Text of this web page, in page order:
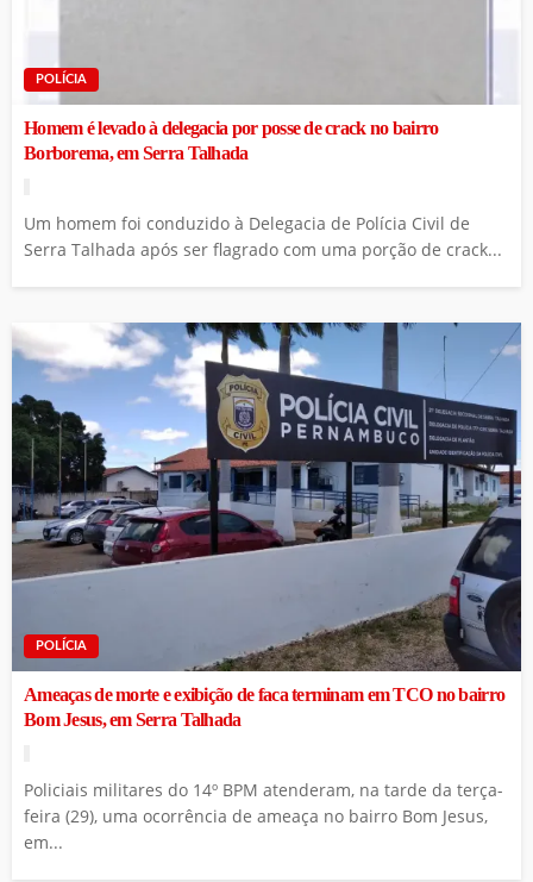
POLÍCIA
Homem é levado à delegacia por posse de crack no bairro
Borborema, em Serra Talhada
Um homem foi conduzido à Delegacia de Polícia Civil de
Serra Talhada após ser flagrado com uma porção de crack...
POLÍCIA
Ameaças de morte e exibição de faca terminam em TCO no bairro
Bom Jesus, em Serra Talhada
Policiais militares do 14º BPM atenderam, na tarde da terça-
feira (29), uma ocorrência de ameaça no bairro Bom Jesus,
em...